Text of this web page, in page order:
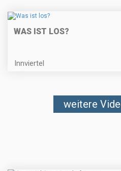
WAS IST LOS?
Innviertel
weitere